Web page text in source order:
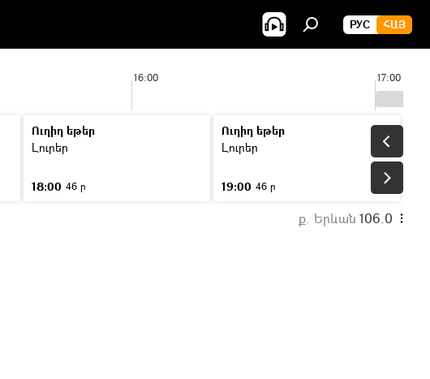
РУС ՀԱՅ
16:00 17:00
Ուղիղ եթեր
Լուրեր
18:00 46 ր
Ուղիղ եթեր
Լուրեր
19:00 46 ր
ք. Երևան 106.0